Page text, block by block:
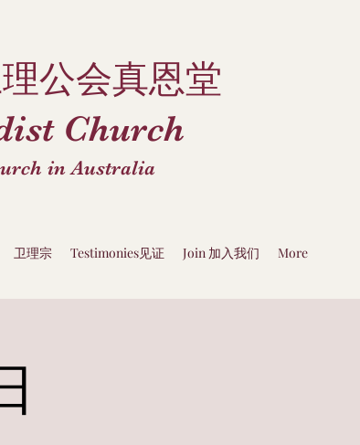
公会真恩堂
Church
in Australia
卫理宗 Testimonies见证 Join 加入我们 More